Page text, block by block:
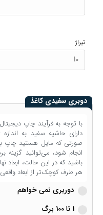
تیراژ
دوبری سفیدی کاغذ
با توجه به فرآیند چاپ
صورتی که مایل هستید چاپ
انجام شود، می‌توانید گزینه
هر طرف کوچک‌تر از ابعاد
دوربری نمی خواهم
1 تا 100 برگ